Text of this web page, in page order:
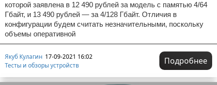
которой заявлена в 12 490 рублей за модель с памятью 4/64
Гбайт, и 13 490 рублей — за 4/128 Гбайт. Отличия в
конфигурации будем считать незначительными, поскольку
объемы оперативной
Якуб Кулагин 17-09-2021 16:02
Тесты и обзоры устройств
Подробнее